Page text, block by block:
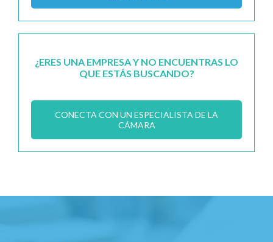
¿ERES UNA EMPRESA Y NO ENCUENTRAS LO
QUE ESTÁS BUSCANDO?
CONECTA CON UN ESPECIALISTA DE LA
CÁMARA